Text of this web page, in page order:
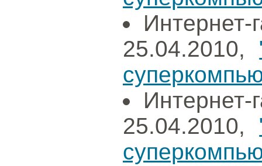
Интернет-
25.04.2010,
Интернет-
25.04.2010,